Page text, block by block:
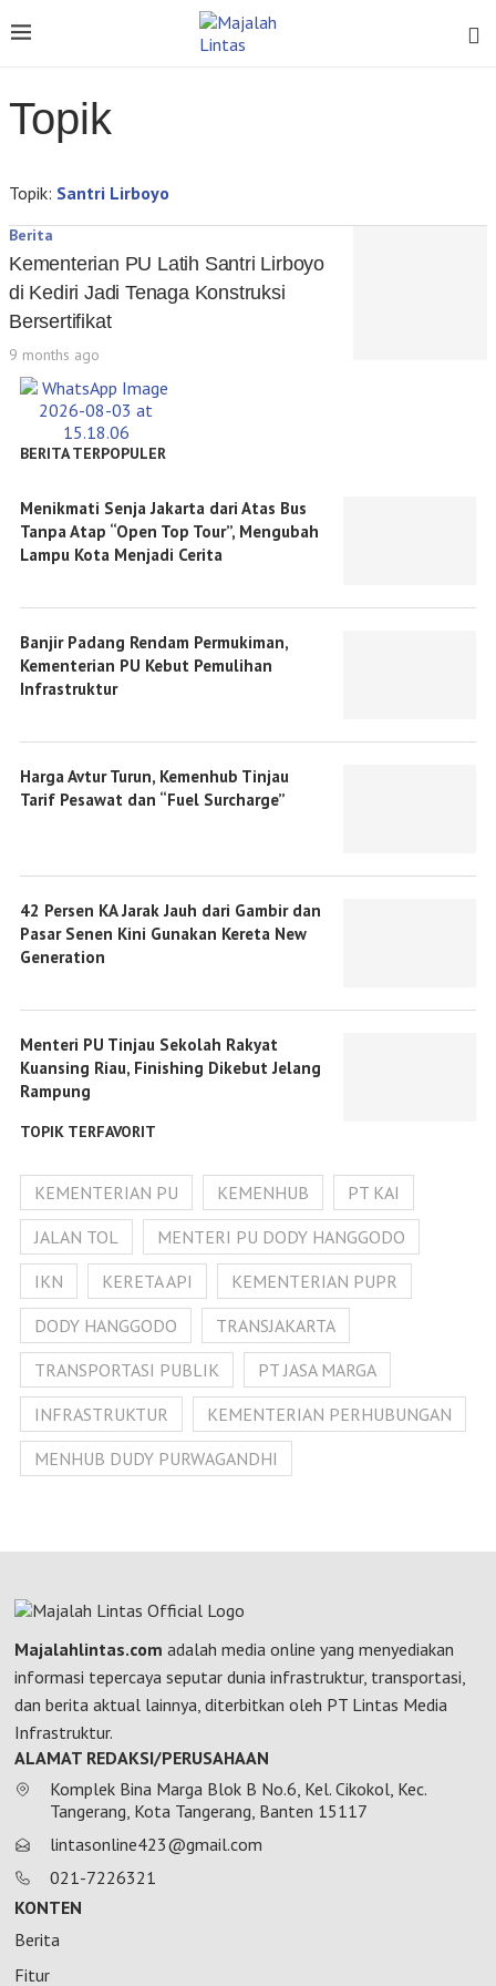
Topik
Topik: Santri Lirboyo
Berita
Kementerian PU Latih Santri Lirboyo
di Kediri Jadi Tenaga Konstruksi
Bersertifikat
9 months ago
BERITA TERPOPULER
Menikmati Senja Jakarta dari Atas Bus
Tanpa Atap “Open Top Tour”, Mengubah
Lampu Kota Menjadi Cerita
Banjir Padang Rendam Permukiman,
Kementerian PU Kebut Pemulihan
Infrastruktur
Harga Avtur Turun, Kemenhub Tinjau
Tarif Pesawat dan “Fuel Surcharge”
42 Persen KA Jarak Jauh dari Gambir dan
Pasar Senen Kini Gunakan Kereta New
Generation
Menteri PU Tinjau Sekolah Rakyat
Kuansing Riau, Finishing Dikebut Jelang
Rampung
TOPIK TERFAVORIT
KEMENTERIAN PU KEMENHUB
PT KAI
JALAN TOL
MENTERI PU DODY HANGGODO
IKN
KERETA API
KEMENTERIAN PUPR
DODY HANGGODO
TRANSJAKARTA
TRANSPORTASI PUBLIK
PT JASA MARGA
INFRASTRUKTUR
KEMENTERIAN PERHUBUNGAN
MENHUB DUDY PURWAGANDHI
Majalahlintas.com adalah media online yang menyediakan
informasi tepercaya seputar dunia infrastruktur, transportasi,
dan berita aktual lainnya, diterbitkan oleh PT Lintas Media
Infrastruktur.
ALAMAT REDAKSI/PERUSAHAAN
Komplek Bina Marga Blok B No.6, Kel. Cikokol, Kec.
Tangerang, Kota Tangerang, Banten 15117
lintasonline423@gmail.com
021-7226321
KONTEN
Berita
Fitur